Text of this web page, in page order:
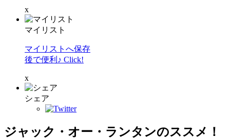
x
マイリスト
マイリストへ保存
後で便利♪ Click!
x
シェア
ジャック・オー・ランタンのススメ！